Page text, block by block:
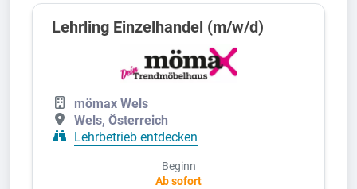
Lehrling Einzelhandel (m/w/d)
mömax Wels
Wels, Österreich
Lehrbetrieb entdecken
Beginn
Ab sofort